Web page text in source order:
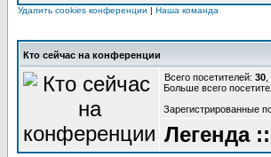
Удалить cookies конференции | Наша команда
Кто сейчас на конференции
Всего посетителей: 30
Больше всего
Зарегистрированные
Легенда ::